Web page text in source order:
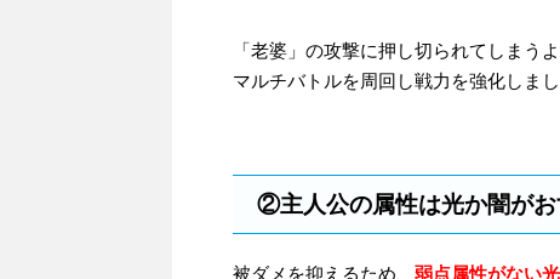
「老婆」の攻撃に押し切られてしまう
マルチバトルを周回し戦力を強化しまし
②主人公の属性は光か闇が
被ダメを抑えるため、 弱点属性がない